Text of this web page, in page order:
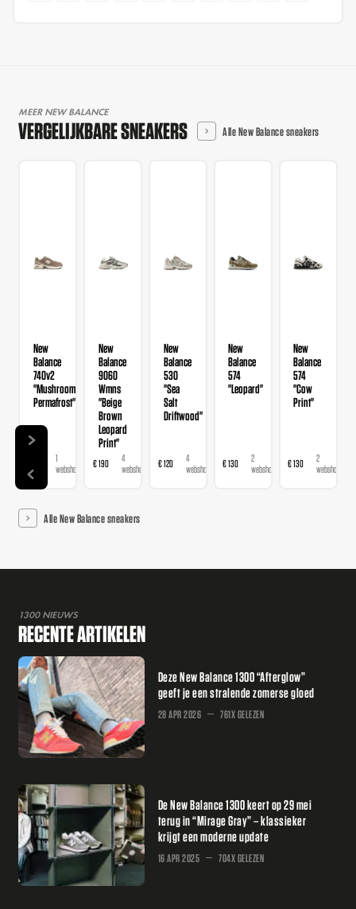
MEER NEW BALANCE
VERGELIJKBARE SNEAKERS Alle New Balance sneakers
New
Balance
740v2
"Mushroom
Permafrost"
1
webshop
New
Balance
9060
Wmns
"Beige
Brown
Leopard
Print"
€ 190
4
webshops
New
Balance
530
"Sea
Salt
Driftwood"
€ 120
4
webshops
New
Balance
574
"Leopard"
€ 130
2
webshops
New
Balance
574
"Cow
Print"
€ 130
2
webshops
Alle New Balance sneakers
1300 NIEUWS
RECENTE ARTIKELEN
Deze New Balance 1300 “Afterglow”
geeft je een stralende zomerse gloed
28 APR 2026 761X GELEZEN
De New Balance 1300 keert op 29 mei
terug in “Mirage Gray” – klassieker
krijgt een moderne update
16 APR 2025 704X GELEZEN